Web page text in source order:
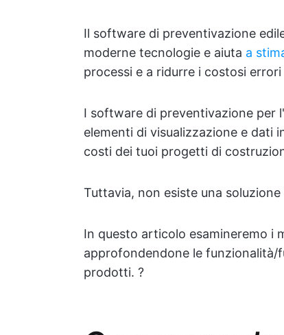
Il software di preventivazione
moderne tecnologie e aiuta a
processi e a ridurre i costosi
I software di preventivazione per
elementi di visualizzazione e dati
costi dei tuoi progetti di
Tuttavia, non esiste una
In questo articolo esamineremo i
approfondendone le funzionalità/
prodotti. ?